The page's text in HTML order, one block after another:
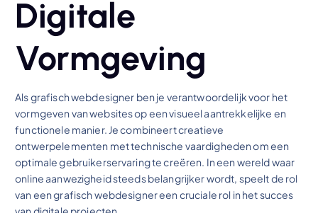
Digitale
Vormgeving
Als grafisch webdesigner ben je verantwoordelijk voor het
vormgeven van websites op een visueel aantrekkelijke en
functionele manier. Je combineert creatieve
ontwerpelementen met technische vaardigheden om een
optimale gebruikerservaring te creëren. In een wereld waar
online aanwezigheid steeds belangrijker wordt, speelt de rol
van een grafisch webdesigner een cruciale rol in het succes